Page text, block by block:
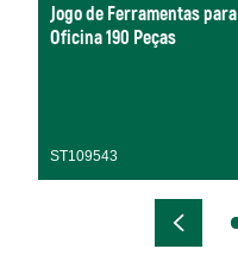
Jogo de Ferramentas para
Oficina 190 Peças
ST109543